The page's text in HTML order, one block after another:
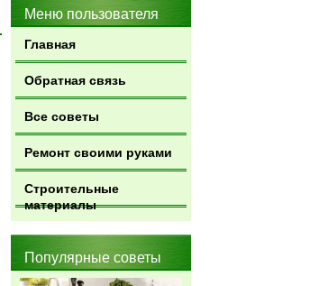
Меню пользователя
Главная
Обратная связь
Все советы
Ремонт своими руками
Строительные
материалы
Популярные советы